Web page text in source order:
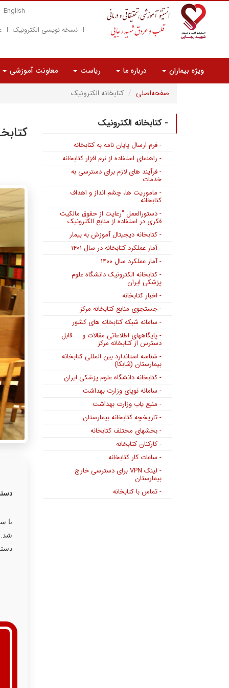
English
نسخه نویسی الکترونیک
ویژه بیماران درباره ما ریاست معاونت آموزشی
صفحه‌اصلی
کتابخانه الکترونیک
با
- کتابخانه الکترونیک
- فرم ارسال پایان نامه به کتابخانه
- راهنمای استفاده از نرم افزار کتابخانه
- فرآیند های لازم برای دسترسی به
خدمات
- ماموریت ها، چشم انداز و اهداف
کتابخانه
- دستورالعمل "رعایت از حقوق مالکیت
فکری در استفاده از منابع الکترونیک
- کتابخانه دیجیتال آموزش به بیمار
- آمار عملکرد کتابخانه در سال ۱۴۰۱
- آمار عملکرد سال ۱۴۰۰
- کتابخانه الکترونیک دانشگاه علوم
پزشکی ایران
- اخبار کتابخانه
- جستجوی منابع کتابخانه مرکز
- سامانه شبکه کتابخانه های کشور
- پایگاههای اطلاعاتی مقالات و ... قابل
دسترس از کتابخانه مرکز
- شناسه استاندارد بین المللی کتابخانه
بیمارستان (شابکا)
- کتابخانه دانشگاه علوم پزشکی ایران
- سامانه نوپای وزارت بهداشت
- منبع یاب وزارت بهداشت
- تاریخچه کتابخانه بیمارستان
- بخشهای مختلف کتابخانه
- کارکنان کتابخانه
- ساعات کار کتابخانه
- لینک VPN برای دسترسی خارج
بیمارستان
- تماس با کتابخانه